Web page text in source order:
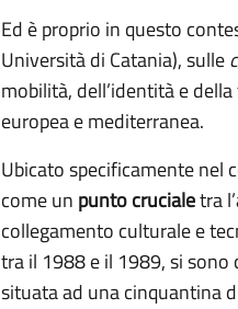
Ed è proprio in questo
Università di Catania), sulle
mobilità, dell’identità e
europea e mediterranea.
Ubicato specificamente nel
come un punto crucialetra
collegamento culturale e
tra il 1988 e il 1989, si sono
situata ad una cinquantina